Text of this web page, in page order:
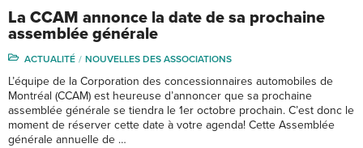
La CCAM annonce la date de sa prochaine
assemblée générale
ACTUALITÉ NOUVELLES DES ASSOCIATIONS
L’équipe de la Corporation des concessionnaires automobiles de
Montréal (CCAM) est heureuse d’annoncer que sa prochaine
assemblée générale se tiendra le 1er octobre prochain. C’est donc le
moment de réserver cette date à votre agenda! Cette Assemblée
générale annuelle de …